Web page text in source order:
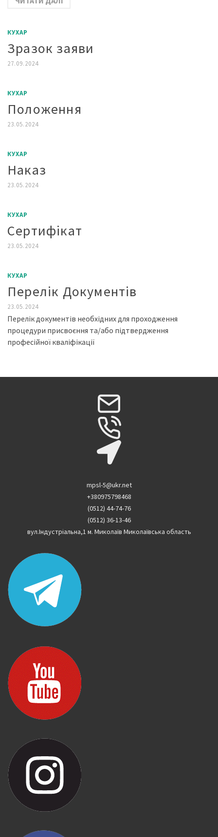
КУХАР
Зразок заяви
27.09.2024
КУХАР
Положення
23.05.2024
КУХАР
Наказ
23.05.2024
КУХАР
Сертифікат
23.05.2024
КУХАР
Перелік Документів
23.05.2024
Перелік документів необхідних для проходження
процедури присвоєння та/або підтвердження
професійної кваліфікації
mpsl-5@ukr.net
+380975798468
(0512) 44-74-76
(0512) 36-13-46
вул.Індустріальна,1 м. Миколаїв Миколаївська область